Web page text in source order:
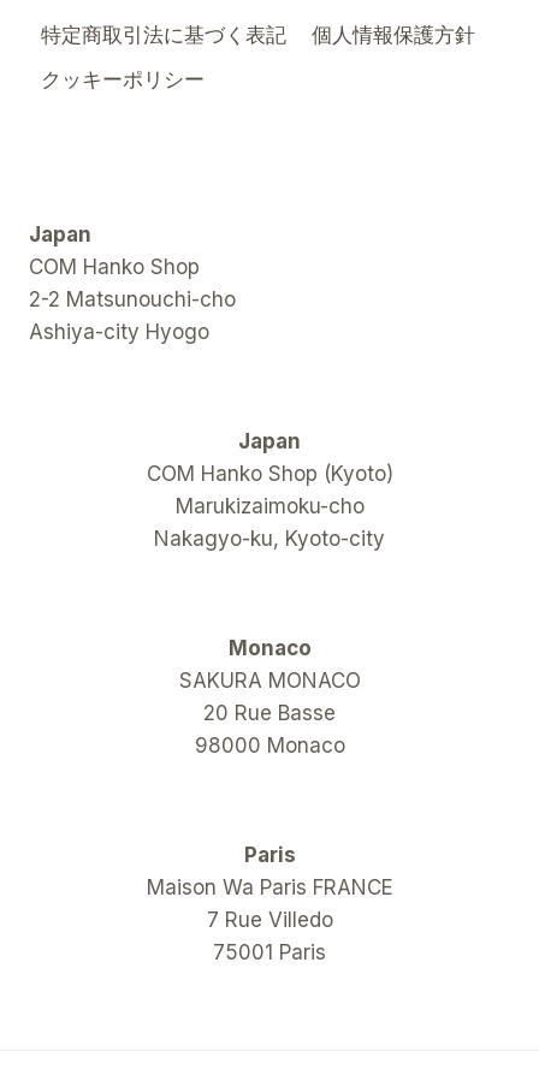
世
を
か
特定商取引法に基づく表記
個人情報保護方針
クッキーポリシー
Japan
COM Hanko Shop
2-2 Matsunouchi-cho
Ashiya-city Hyogo
Japan
COM Hanko Shop (Kyoto)
Marukizaimoku-cho
Nakagyo-ku, Kyoto-city
Monaco
SAKURA MONACO
20 Rue Basse
98000 Monaco
Paris
Maison Wa Paris FRANCE
7 Rue Villedo
75001 Paris